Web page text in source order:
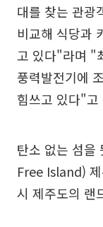
대를 찾는 관광
비교해 식당과
고 있다"라며 "
풍력발전기에
힘쓰고 있다"고
탄소 없는 섬을
Free Island)
시 제주도의 랜